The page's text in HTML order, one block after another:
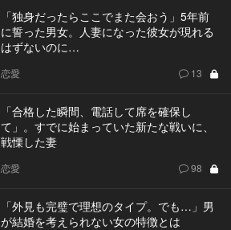
「独身だったらここでまた会おう」5年前
に誓った男女。人妻になった彼女が現れる
はずないのに…
恋愛 13
「合格した瞬間、電話して席を確保し
て」。すでに始まっていた新たな戦いに、
戦慄した妻
恋愛 98
「外見も完璧で理想のタイプ。でも…」男
が結婚を考えられない女の特徴とは